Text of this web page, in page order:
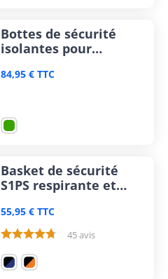
Bottes de sécurité
isolantes pour
Safest
84,95 € TTC
Basket de sécurité
S1PS respirante et
Cyclette
55,95 € TTC
45 avis